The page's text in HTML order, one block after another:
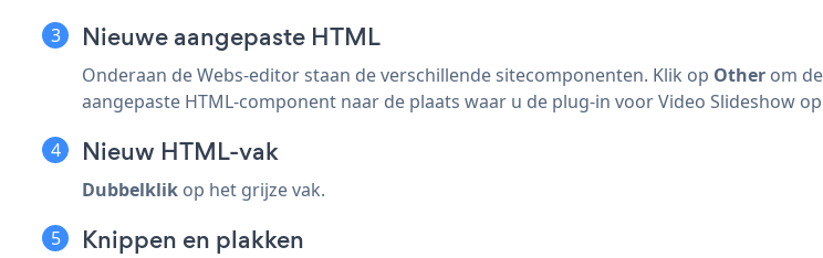
Nieuwe aangepaste HTML
Onderaan de Webs-editor staan de verschillende sitecomponenten. Klik op Other om de
aangepaste HTML-component naar de plaats waar u de plug-in voor Video Slideshow
Nieuw HTML-vak
Dubbelklik op het grijze vak.
Knippen en plakken